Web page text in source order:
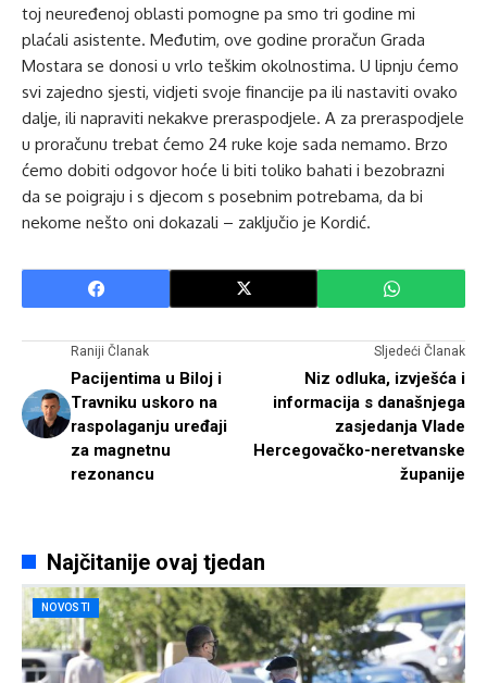
toj neuređenoj oblasti pomogne pa smo tri godine mi
plaćali asistente. Međutim, ove godine proračun Grada
Mostara se donosi u vrlo teškim okolnostima. U lipnju ćemo
svi zajedno sjesti, vidjeti svoje financije pa ili nastaviti ovako
dalje, ili napraviti nekakve preraspodjele. A za preraspodjele
u proračunu trebat ćemo 24 ruke koje sada nemamo. Brzo
ćemo dobiti odgovor hoće li biti toliko bahati i bezobrazni
da se poigraju i s djecom s posebnim potrebama, da bi
nekome nešto oni dokazali – zaključio je Kordić.
Raniji Članak
Pacijentima u Biloj i
Travniku uskoro na
raspolaganju uređaji
za magnetnu
rezonancu
Sljedeći Članak
Niz odluka, izvješća i
informacija s današnjega
zasjedanja Vlade
Hercegovačko-neretvanske
županije
Najčitanije ovaj tjedan
NOVOSTI